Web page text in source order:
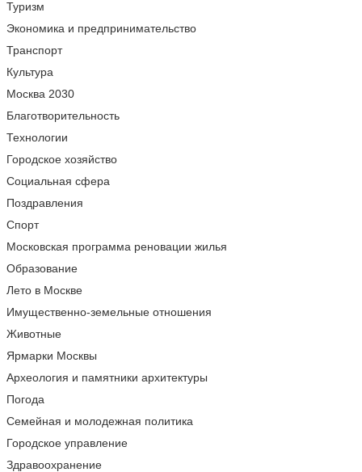
Туризм
Экономика и предпринимательство
Транспорт
Культура
Москва 2030
Благотворительность
Технологии
Городское хозяйство
Социальная сфера
Поздравления
Спорт
Московская программа реновации жилья
Образование
Лето в Москве
Имущественно-земельные отношения
Животные
Ярмарки Москвы
Археология и памятники архитектуры
Погода
Семейная и молодежная политика
Городское управление
Здравоохранение